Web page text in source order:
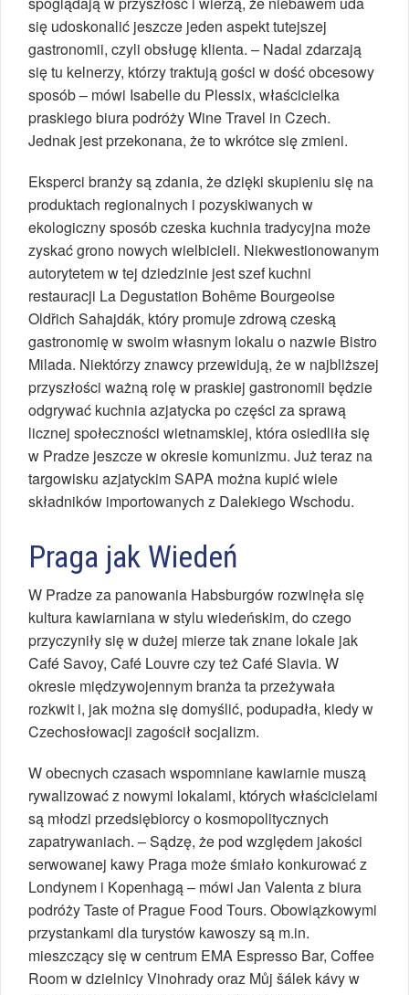
się udoskonalić jeszcze jeden aspekt tutejszej
gastronomii, czyli obsługę klienta. – Nadal zdarzają
się tu kelnerzy, którzy traktują gości w dość obcesowy
sposób – mówi Isabelle du Plessix, właścicielka
praskiego biura podróży Wine Travel in Czech.
Jednak jest przekonana, że to wkrótce się zmieni.
Eksperci branży są zdania, że dzięki skupieniu się na
produktach regionalnych i pozyskiwanych w
ekologiczny sposób czeska kuchnia tradycyjna może
zyskać grono nowych wielbicieli. Niekwestionowanym
autorytetem w tej dziedzinie jest szef kuchni
restauracji La Degustation Bohême Bourgeoise
Oldřich Sahajdák, który promuje zdrową czeską
gastronomię w swoim własnym lokalu o nazwie Bistro
Milada. Niektórzy znawcy przewidują, że w najbliższej
przyszłości ważną rolę w praskiej gastronomii będzie
odgrywać kuchnia azjatycka po części za sprawą
licznej społeczności wietnamskiej, która osiedliła się
w Pradze jeszcze w okresie komunizmu. Już teraz na
targowisku azjatyckim SAPA można kupić wiele
składników importowanych z Dalekiego Wschodu.
Praga jak Wiedeń
W Pradze za panowania Habsburgów rozwinęła się
kultura kawiarniana w stylu wiedeńskim, do czego
przyczyniły się w dużej mierze tak znane lokale jak
Café Savoy, Café Louvre czy też Café Slavia. W
okresie międzywojennym branża ta przeżywała
rozkwit i, jak można się domyślić, podupadła, kiedy w
Czechosłowacji zagościł socjalizm.
W obecnych czasach wspomniane kawiarnie muszą
rywalizować z nowymi lokalami, których właścicielami
są młodzi przedsiębiorcy o kosmopolitycznych
zapatrywaniach. – Sądzę, że pod względem jakości
serwowanej kawy Praga może śmiało konkurować z
Londynem i Kopenhagą – mówi Jan Valenta z biura
podróży Taste of Prague Food Tours. Obowiązkowymi
przystankami dla turystów kawoszy są m.in.
mieszczący się w centrum EMA Espresso Bar, Coffee
Room w dzielnicy Vinohrady oraz Můj šálek kávy w